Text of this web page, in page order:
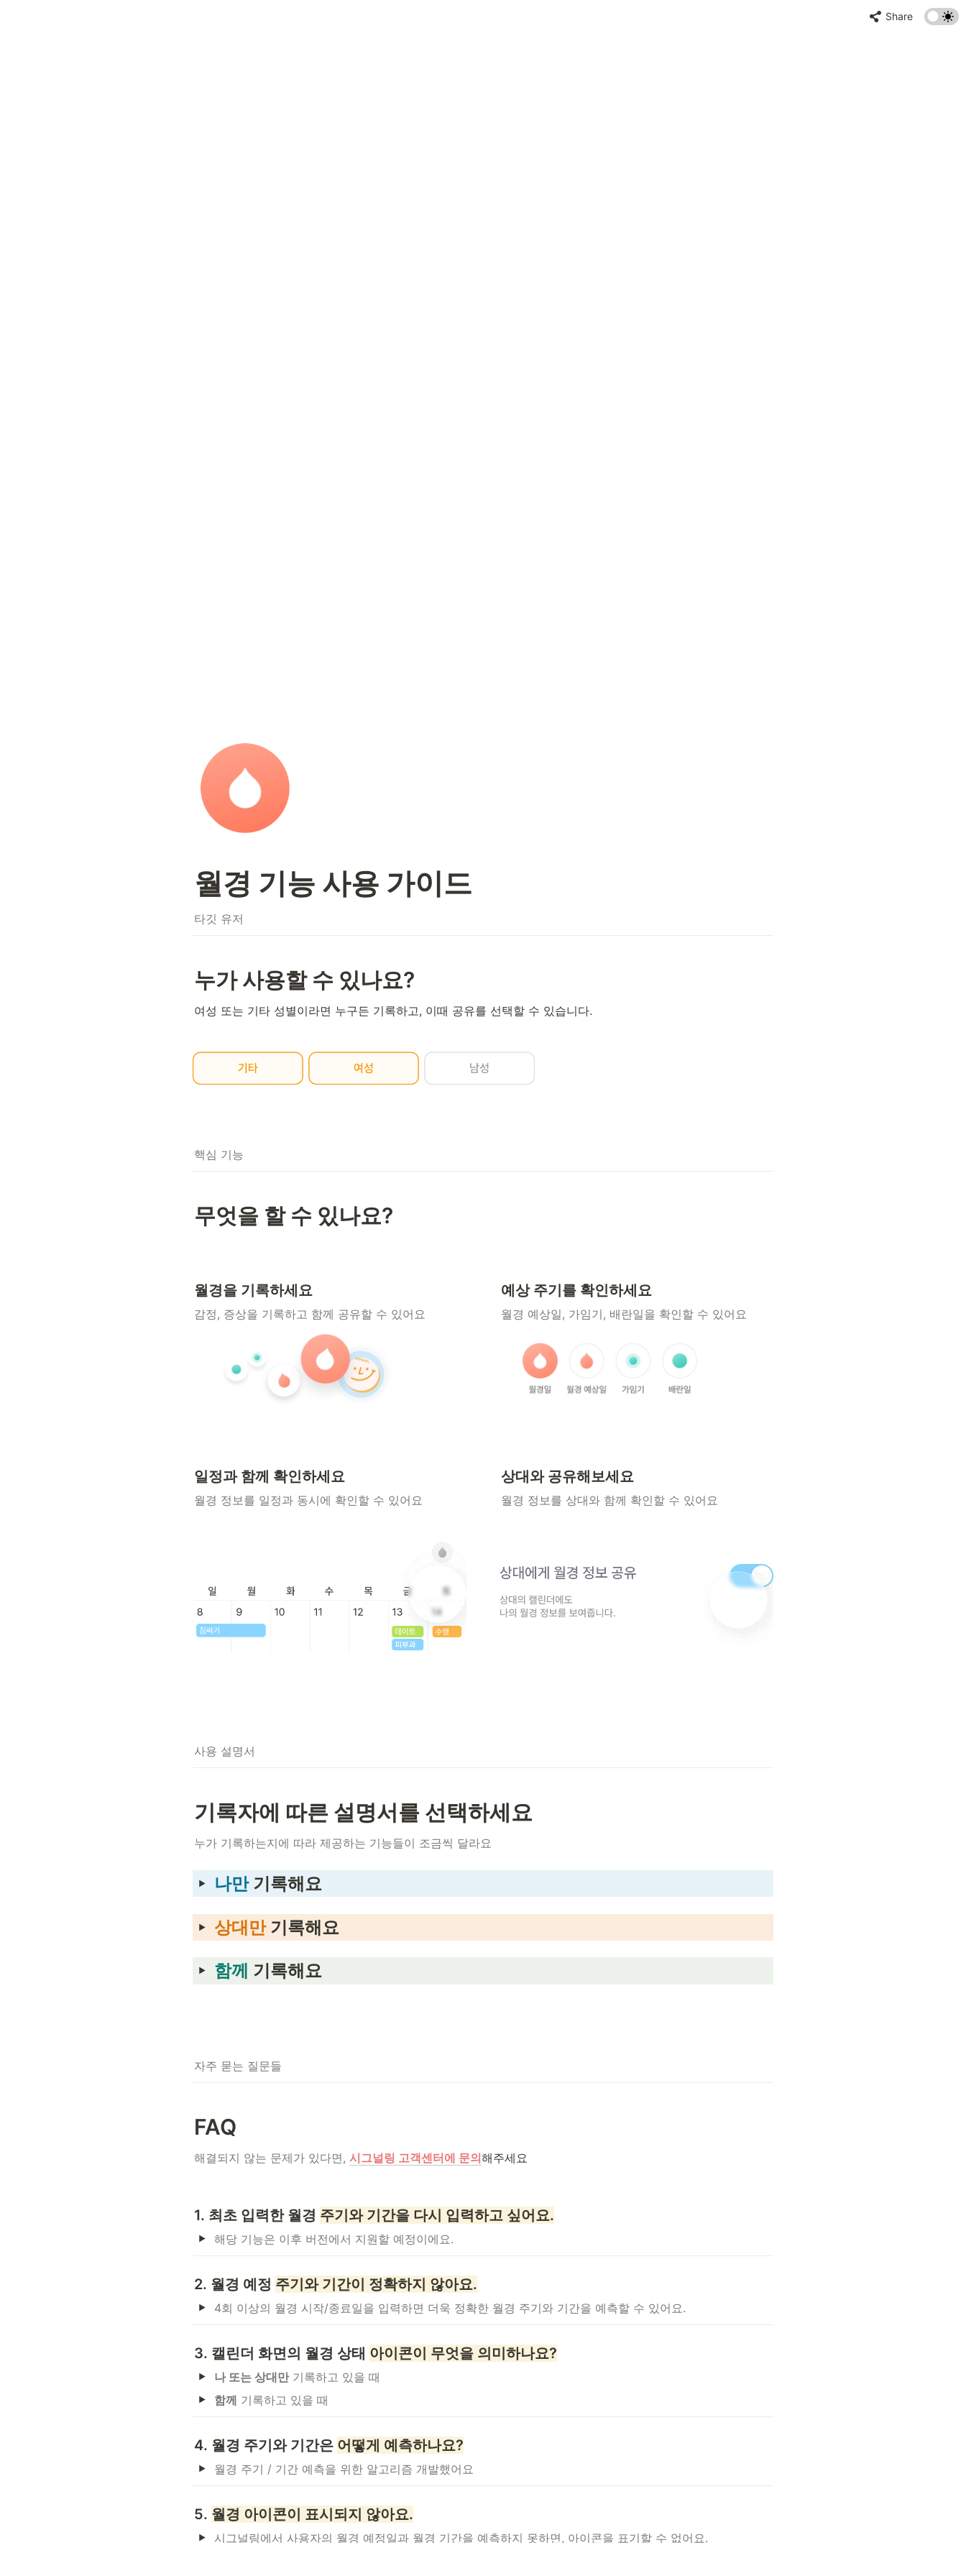
Share
월경 기능 사용 가이드
타깃 유저
누가 사용할 수 있나요?
여성 또는 기타 성별이라면 누구든 기록하고, 이때 공유를 선택할 수 있습니다.
핵심 기능
무엇을 할 수 있나요?
월경을 기록하세요
감정, 증상을 기록하고 함께 공유할 수 있어요
예상 주기를 확인하세요
월경 예상일, 가임기, 배란일을 확인할 수 있어요
일정과 함께 확인하세요
월경 정보를 일정과 동시에 확인할 수 있어요
상대와 공유해보세요
월경 정보를 상대와 함께 확인할 수 있어요
사용 설명서
기록자에 따른 설명서를 선택하세요
누가 기록하는지에 따라 제공하는 기능들이 조금씩 달라요
나만 기록해 요
상대만 기록해요
함께 기록해요
자주 묻는 질문들
FAQ
해결되지 않는 문제가 있다면, 시그널링 고객센터에 문의해주세요
1. 최초 입력한 월경 주기와 기간을 다시 입력하고 싶어요.
해당 기능은 이후 버전에서 지원할 예정이에요.
2. 월경 예정 주기와 기간이 정확하지 않아요.
4회 이상의 월경 시작/종료일을 입력하면 더욱 정확한 월경 주기와 기간을 예측할 수 있어요.
3. 캘린더 화면의 월경 상태 아이콘이 무엇을 의미하나요?
나 또는 상대만 기록하고 있을 때
함께 기록하고 있을 때
4. 월경 주기와 기간은 어떻게 예측하나요?
월경 주기 / 기간 예측을 위한 알고리즘 개발했어요
5. 월경 아이콘이 표시되지 않아요.
시그널링에서 사용자의 월경 예정일과 월경 기간을 예측하지 못하면, 아이콘을 표기할 수 없어요.